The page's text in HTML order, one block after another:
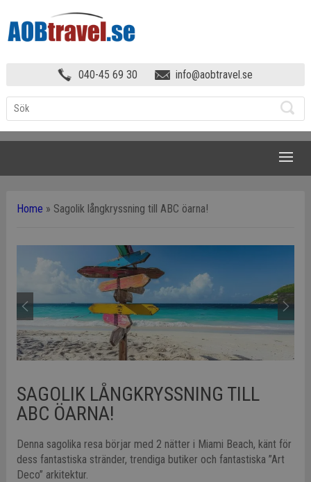
040-45 69 30 info@aobtravel.se
Home » Sagolik långkryssning till ABC öarna!
SAGOLIK LÅNGKRYSSNING TILL
ABC ÖARNA!
Denna sagolika resa börjar med 2 nätter i Miami Beach, känt för
dess fantastiska stränder, trendiga butiker och fantastiska ”Art
Deco” arkitektur.